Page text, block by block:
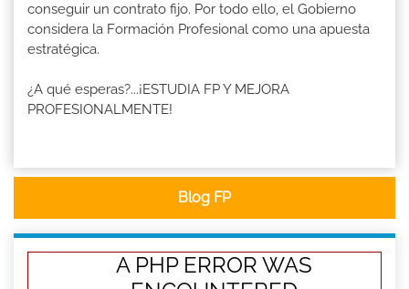
conseguir un contrato fijo. Por todo ello, el Gobierno
considera la Formación Profesional como una apuesta
estratégica.
¿A qué esperas?...¡ESTUDIA FP Y MEJORA
PROFESIONALMENTE!
Blog FP
A PHP ERROR WAS